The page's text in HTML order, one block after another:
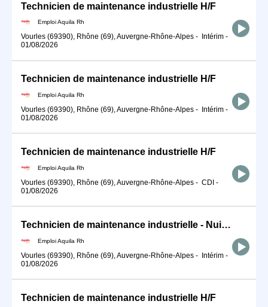
Technicien de maintenance industrielle H/F
Emploi Aquila Rh
Vourles (69390), Rhône (69), Auvergne-Rhône-Alpes - Intérim -
01/08/2026
Technicien de maintenance industrielle H/F
Emploi Aquila Rh
Vourles (69390), Rhône (69), Auvergne-Rhône-Alpes - Intérim -
01/08/2026
Technicien de maintenance industrielle H/F
Emploi Aquila Rh
Vourles (69390), Rhône (69), Auvergne-Rhône-Alpes - CDI -
01/08/2026
Technicien de maintenance industrielle - Nuit H/F
Emploi Aquila Rh
Vourles (69390), Rhône (69), Auvergne-Rhône-Alpes - Intérim -
01/08/2026
Technicien de maintenance industrielle H/F